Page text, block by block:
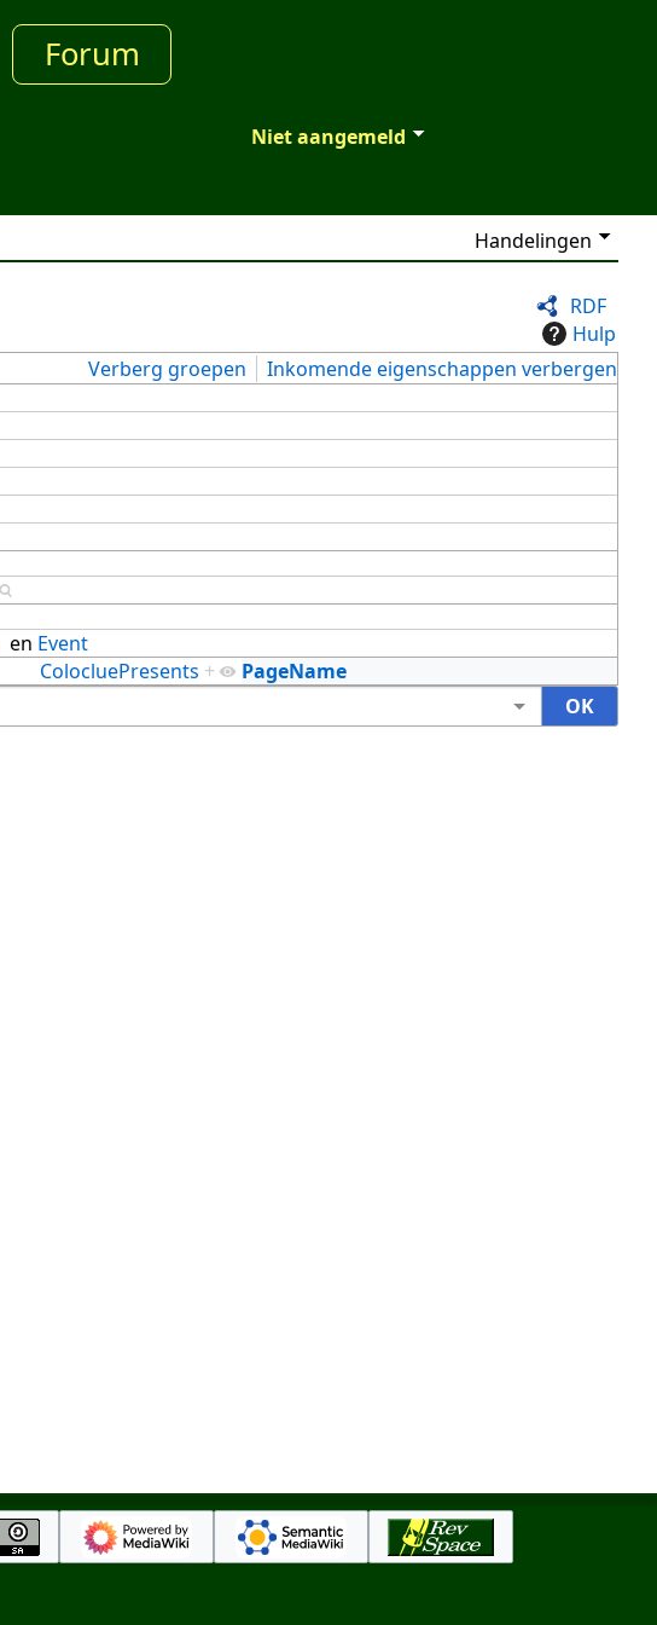
Forum
Niet aangemeld
Handelingen
RDF
Hulp
Verberg groepen
Inkomende eigenschappen verbergen
en Event
PageName
ColocluePresents +